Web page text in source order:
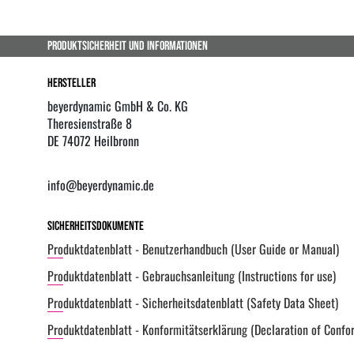
PRODUKTSICHERHEIT UND INFORMATIONEN
Hersteller
beyerdynamic GmbH & Co. KG
Theresienstraße 8
DE 74072 Heilbronn
info@beyerdynamic.de
Sicherheitsdokumente
Produktdatenblatt - Benutzerhandbuch (User Guide or Manual)
Produktdatenblatt - Gebrauchsanleitung (Instructions for use)
Produktdatenblatt - Sicherheitsdatenblatt (Safety Data Sheet)
Produktdatenblatt - Konformitätserklärung (Declaration of